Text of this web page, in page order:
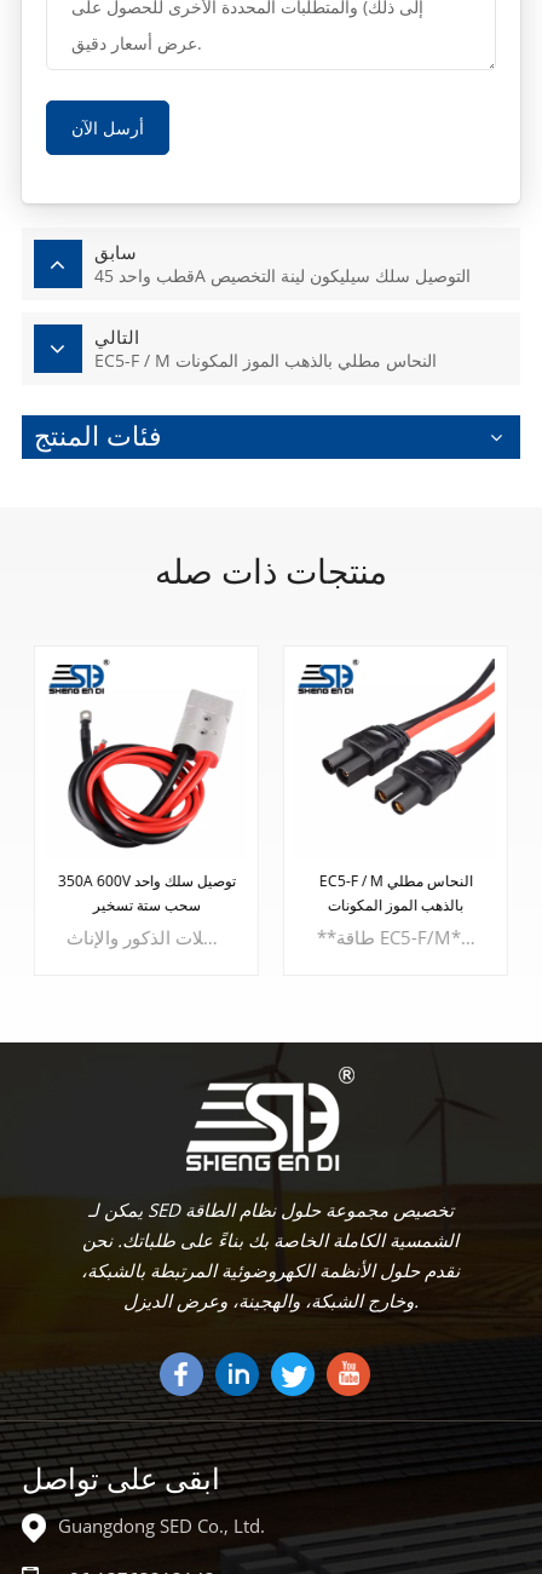
أرسل الآن
سابق
قطب واحد 45A التوصيل سلك سيليكون لينة التخصيص
التالي
EC5-F / M النحاس مطلي بالذهب الموز المكونات
فئات المنتج
منتجات ذات صله
350A 600V توصيل سلك واحد
سحب ستة تسخير
سلك توصيل 350 أمبير 600 فولت وحزام سحب واحد بستة. تم تصميم هذا المنتج المتطور لإعادة تعريف الراحة والتنوع، ويعدك باتصالات سلسة لمجموعة واسعة من التطبيقات. **دلائل الميزات:** - **تصميم قابس بدون جنس:** قل وداعًا للموصلات الخاصة بالجنس. يسمح تصميمنا الثوري بإدخال القابس في أي اتجاه، مما يزيل متاعب تحديد الموصلات الذكور والإناث.
EC5-F / M النحاس مطلي
بالذهب الموز المكونات
**طاقة EC5-F/M**استمتع بقوة وموثوقية لا مثيل لهما مع - **مبيت PA6 UL94V0 القوي:** مصنوع من مادة PA6 UL94V0 القوية، ويضمن الهيكل متانة استثنائية ومقاومة للحريق.- **أبعاد الغلاف المدمجة:** تبلغ الأبعاد المدمجة للغلاف 23.7 ملم × 19.9 ملم × 9.5 ملم، مما يعمل على تحسين المساحة دون المساس بالوظائف.- **نطاق قياس الكابل:** يستوعب مقاييس الكابلات من 2.5 ملم كحد أدنى إلى 5.0 ملم كحد أقصى، ويلبي سلك الطاقة هذا مجموعة متنوعة من التطبيقات.
يتعلم أكثر
يمكن لـ SED تخصيص مجموعة حلول نظام الطاقة
الشمسية الكاملة الخاصة بك بناءً على طلباتك. نحن
نقدم حلول الأنظمة الكهروضوئية المرتبطة بالشبكة،
وخارج الشبكة، والهجينة، وعرض الديزل.
ابقى على تواصل
Guangdong SED Co., Ltd.